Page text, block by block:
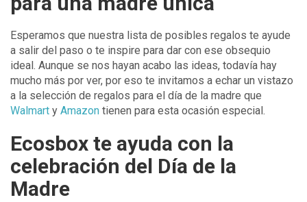
Esperamos que nuestra lista de posibles regalos te ayude
a salir del paso o te inspire para dar con ese obsequio
ideal. Aunque se nos hayan acabo las ideas, todavía hay
mucho más por ver, por eso te invitamos a echar un vistazo
a la selección de regalos para el día de la madre que
Walmart y Amazon tienen para esta ocasión especial.
Ecosbox te ayuda con la
celebración del Día de la
Madre